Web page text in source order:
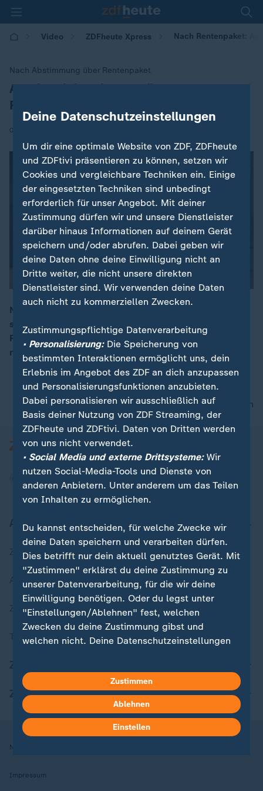
Video ZDFheute Xpress Nach Rentenpaket:
Nach Abstimmung über Rentenpaket
:
Arbeitsministerin Bas für neues
Rentensystem
06.12.2025 | 10:35
00:12
Nach der Verabschiedung des Rentenpakets spricht
sich Arbeitsministerin Bas für eine grundlegende
Rentenreform aus. Deutschland brauche ein ganz
neues System, so Bas in der ARD.
nach oben
Aktuell bei ZDFheute
Zuletzt veröffentlicht
Aktuelle Sendungs-Videos
ZDFheute Stories
Themen im Überblick
ZDFheute Apps
Nutzungsbedingungen
Impressum
Deine Datenschutzeinstellungen
Um dir eine optimale Website von ZDF, ZDFheute
und ZDFtivi präsentieren zu können, setzen wir
Cookies und vergleichbare Techniken ein. Einige
der eingesetzten Techniken sind unbedingt
erforderlich für unser Angebot. Mit deiner
Zustimmung dürfen wir und unsere Dienstleister
darüber hinaus Informationen auf deinem Gerät
speichern und/oder abrufen. Dabei geben wir
deine Daten ohne deine Einwilligung nicht an
Dritte weiter, die nicht unsere direkten
Dienstleister sind. Wir verwenden deine Daten
auch nicht zu kommerziellen Zwecken.
Zustimmungspflichtige Datenverarbeitung
• Personalisierung:Die Speicherung von
bestimmten Interaktionen ermöglicht uns, dein
Erlebnis im Angebot des ZDF an dich anzupassen
und Personalisierungsfunktionen anzubieten.
Dabei personalisieren wir ausschließlich auf
Basis deiner Nutzung von ZDF Streaming, der
ZDFheute und ZDFtivi. Daten von Dritten werden
von uns nicht verwendet.
• Social Media und externe Drittsysteme:Wir
nutzen Social-Media-Tools und Dienste von
anderen Anbietern. Unter anderem um das Teilen
von Inhalten zu ermöglichen.
Du kannst entscheiden, für welche Zwecke wir
deine Daten speichern und verarbeiten dürfen.
Dies betrifft nur dein aktuell genutztes Gerät. Mit
"Zustimmen" erklärst du deine Zustimmung zu
unserer Datenverarbeitung, für die wir deine
Einwilligung benötigen. Oder du legst unter
"Einstellungen/Ablehnen" fest, welchen
Zwecken du deine Zustimmung gibst und
welchen nicht. Deine Datenschutzeinstellungen
Hier findest du das Impressum.
Weitere Informationen findest du in unserer
Datenschutzerklärung.
Zustimmen
Ablehnen
Einstellen